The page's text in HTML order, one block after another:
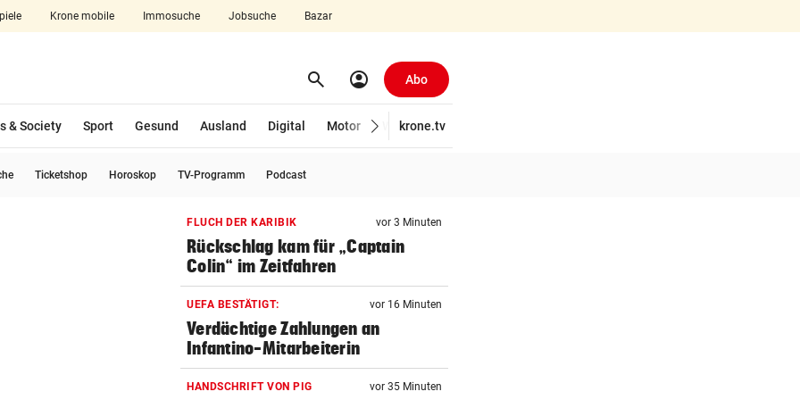
Krone mobile Immosuche Jobsuche Bazar
aufklappen search Suchen
account_circle Abo
& Society Sport Gesund Ausland Digital Motor Wirtschaft
krone.tv
Ticketshop Horoskop TV-Programm Podcast
FLUCH DER KARIBIK vor 3 Minuten
Rückschlag kam für „Captain
Colin“ im Zeitfahren
UEFA BESTÄTIGT: vor 16 Minuten
Verdächtige Zahlungen an
Infantino-Mitarbeiterin
HANDSCHRIFT VON PIG vor 35 Minuten